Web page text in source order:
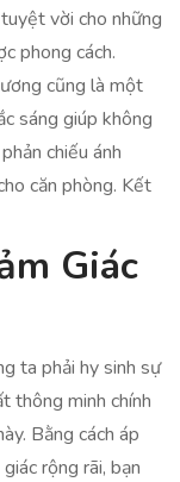
vời cho những
phong cách.
cũng là một
sáng giúp không
chiếu ánh
căn phòng. Kết
Giác
ta phải hy sinh sự
thông minh chính
Bằng cách áp
rộng rãi, bạn